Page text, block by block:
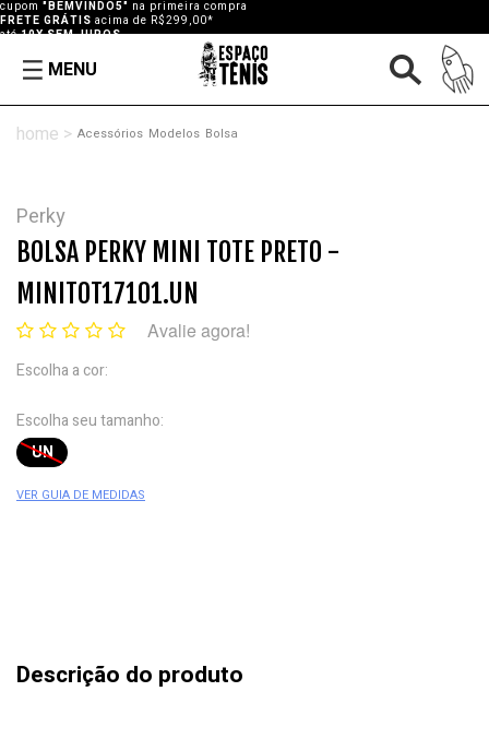
cupom "BEMVINDO5" na primeira compra
FRETE GRÁTIS acima de R$299,00*
até10X SEM JUROS
MENU
Acessórios Modelos Bolsa
Perky
BOLSA PERKY MINI TOTE PRETO -
MINITOT17101.UN
Avalie agora!
Escolha a cor:
Escolha seu tamanho:
UN
VER GUIA DE MEDIDAS
Descrição do produto